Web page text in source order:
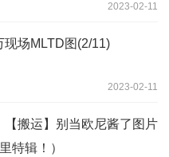
2023-02-11
现场MLTD图(2/11)
2023-02-11
【搬运】别当欧尼酱了图片
特辑！）